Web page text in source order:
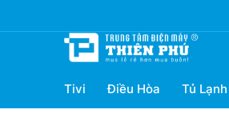
Tivi Điều Hòa Tủ Lạnh